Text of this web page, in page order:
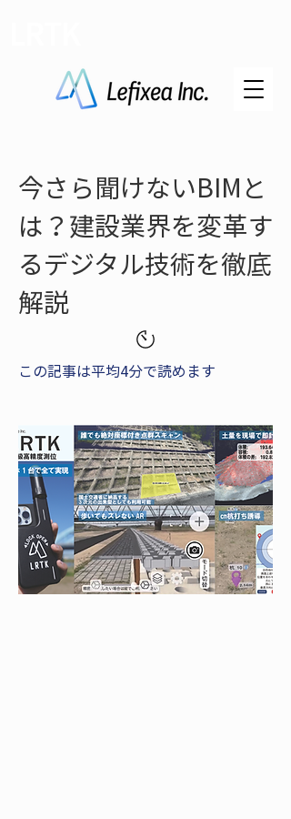
今さら聞けないBIMと
は？建設業界を変革す
るデジタル技術を徹底
解説
この記事は平均4分で読めます